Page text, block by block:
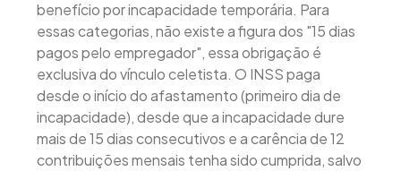
benefício por incapacidade temporária. Para
essas categorias, não existe a figura dos "15 dias
pagos pelo empregador", essa obrigação é
exclusiva do vínculo celetista. O INSS paga
desde o início do afastamento (primeiro dia de
incapacidade), desde que a incapacidade dure
mais de 15 dias consecutivos e a carência de 12
contribuições mensais tenha sido cumprida, salvo